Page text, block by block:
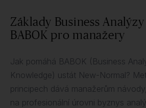
Základy Business
BABOK pro manažery
Jak pomáhá BABOK (Business
Knowledge) ustát New-Normal?
principech dává manažerům
na profesionální úrovni byznys